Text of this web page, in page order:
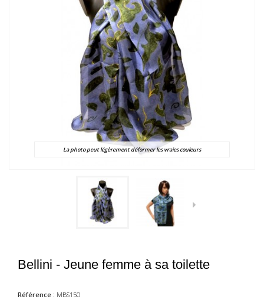
La photo peut légèrement déformer les vraies couleurs
Bellini - Jeune femme à sa toilette
Référence : MBS150